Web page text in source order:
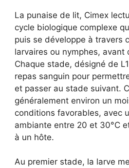
La punaise de lit, Cimex
cycle biologique complexe
puis se développe à travers
larvaires ou nymphes, avant
Chaque stade, désigné de
repas sanguin pour
et passer au stade suivant.
généralement environ un
conditions favorables, avec
ambiante entre 20 et 30°C
à un hôte.
Au premier stade, la larve